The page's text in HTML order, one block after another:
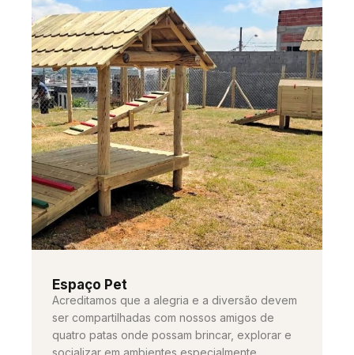
Espaço Pet
Acreditamos que a alegria e a diversão devem
ser compartilhadas com nossos amigos de
quatro patas onde possam brincar, explorar e